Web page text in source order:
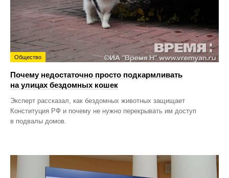
Общество
Почему недостаточно просто подкармливать
на улицах бездомных кошек
Эксперт рассказал, как бездомных животных защищает
Конституция РФ и почему не нужно перекрывать им доступ
в подвалы домов.